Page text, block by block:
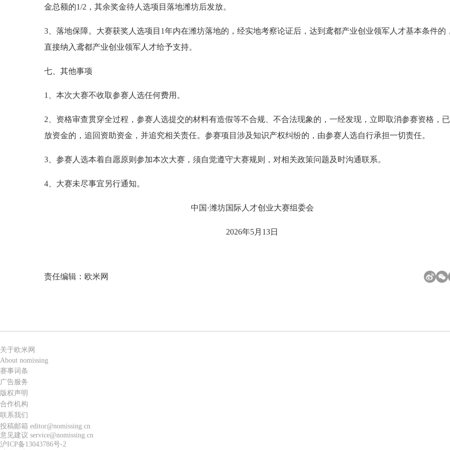
金总额的1/2，其余奖金待人选项目落地潍坊后发放。
3、落地保障。大赛获奖人选项目1年内在潍坊落地的，经实地考察论证后，达到鸢都产业创业领军人才基本条件的
直接纳入鸢都产业创业领军人才给予支持。
七、其他事项
1、本次大赛不收取参赛人选任何费用。
2、资格审查贯穿全过程，参赛人选提交的材料有造假等不合规、不合法现象的，一经发现，立即取消参赛资格，
放资金的，追回资助资金，并追究相关责任。参赛项目涉及知识产权纠纷的，由参赛人选自行承担一切责任。
3、参赛人选本着自愿原则参加本次大赛，须自觉遵守大赛规则，对相关政策问题及时沟通联系。
4、大赛未尽事宜另行通知。
中国·潍坊国际人才创业大赛组委会
2026年5月13日
责任编辑：欧米网
关于欧米网
About nomissing
赛事词条
广告服务
版权声明
合作机构
联系我们
投稿邮箱 editor@nomissing.cn
意见建议 service@nomissing.cn
沪ICP备13043786号-2